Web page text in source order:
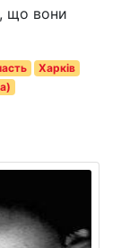
що вони
Харків